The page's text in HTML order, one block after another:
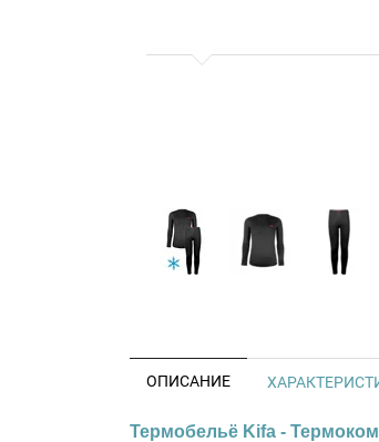
ОПИСАНИЕ
Термобельё Kifa -